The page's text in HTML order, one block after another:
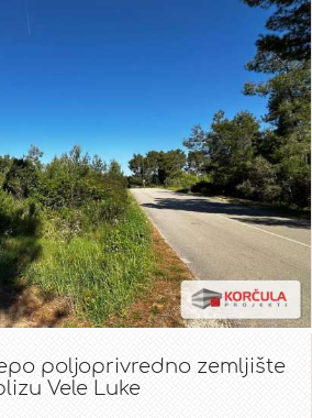
poljoprivredno zemljište
Vele Luke